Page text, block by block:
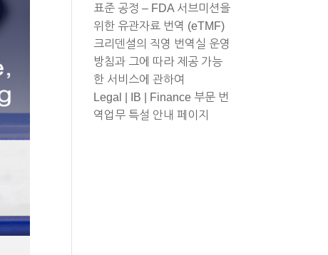
표준 공정 – FDA 서브미션을
위한 유관자료 번역 (eTMF)
크리덴셜의 직영 번역실 운영
방침과 그에 따라 제공 가능
한 서비스에 관하여
Legal | IB | Finance 부문 번
역업무 특설 안내 페이지